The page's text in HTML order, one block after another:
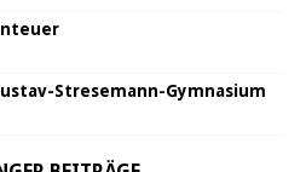
Stresemann-Gymnasium